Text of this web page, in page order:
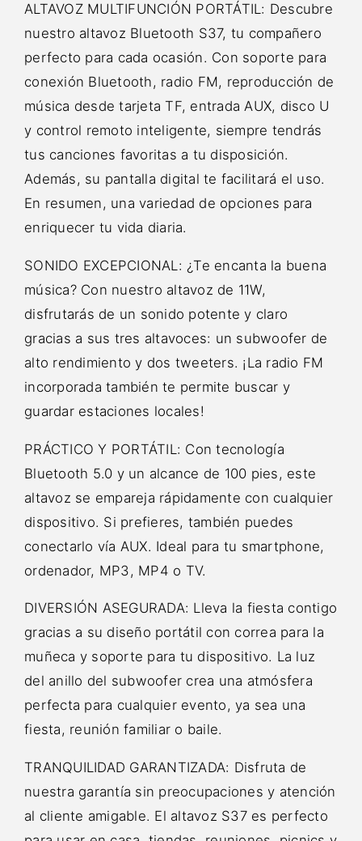
ALTAVOZ MULTIFUNCIÓN PORTÁTIL: Descubre
nuestro altavoz Bluetooth S37, tu compañero
perfecto para cada ocasión. Con soporte para
conexión Bluetooth, radio FM, reproducción de
música desde tarjeta TF, entrada AUX, disco U
y control remoto inteligente, siempre tendrás
tus canciones favoritas a tu disposición.
Además, su pantalla digital te facilitará el uso.
En resumen, una variedad de opciones para
enriquecer tu vida diaria.
SONIDO EXCEPCIONAL: ¿Te encanta la buena
música? Con nuestro altavoz de 11W,
disfrutarás de un sonido potente y claro
gracias a sus tres altavoces: un subwoofer de
alto rendimiento y dos tweeters. ¡La radio FM
incorporada también te permite buscar y
guardar estaciones locales!
PRÁCTICO Y PORTÁTIL: Con tecnología
Bluetooth 5.0 y un alcance de 100 pies, este
altavoz se empareja rápidamente con cualquier
dispositivo. Si prefieres, también puedes
conectarlo vía AUX. Ideal para tu smartphone,
ordenador, MP3, MP4 o TV.
DIVERSIÓN ASEGURADA: Lleva la fiesta contigo
gracias a su diseño portátil con correa para la
muñeca y soporte para tu dispositivo. La luz
del anillo del subwoofer crea una atmósfera
perfecta para cualquier evento, ya sea una
fiesta, reunión familiar o baile.
TRANQUILIDAD GARANTIZADA: Disfruta de
nuestra garantía sin preocupaciones y atención
al cliente amigable. El altavoz S37 es perfecto